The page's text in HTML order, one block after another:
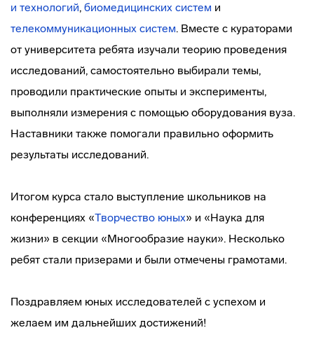
и технологий, биомедицинских систем и
телекоммуникационных систем. Вместе с кураторами
от университета ребята изучали теорию проведения
исследований, самостоятельно выбирали темы,
проводили практические опыты и эксперименты,
выполняли измерения с помощью оборудования вуза.
Наставники также помогали правильно оформить
результаты исследований.
Итогом курса стало выступление школьников на
конференциях «Творчество юных» и «Наука для
жизни» в секции «Многообразие науки». Несколько
ребят стали призерами и были отмечены грамотами.
Поздравляем юных исследователей с успехом и
желаем им дальнейших достижений!